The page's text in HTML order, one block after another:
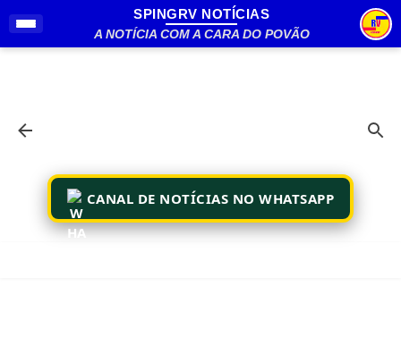
Pular para o conteúdo principal
SPINGRV NOTÍCIAS
A NOTÍCIA COM A CARA DO POVÃO
CANAL DE NOTÍCIAS NO WHATSAPP